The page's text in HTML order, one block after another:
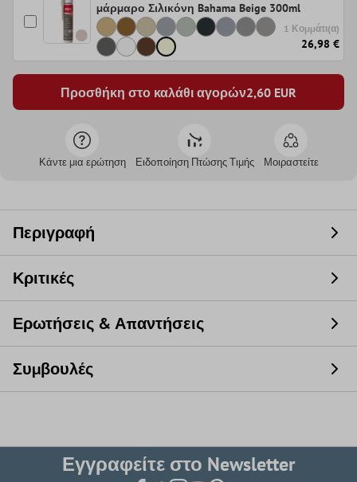
μάρμαρο Σιλικόνη Bahama Beige 300ml
1 Κομμάτι(α)
26,98 €
Προσθήκη στο καλάθι αγορών2,60 EUR
Κάντε μια ερώτηση Ειδοποίηση Πτώσης Τιμής Μοιραστείτε
Περιγραφή
Κριτικές
Ερωτήσεις & Απαντήσεις
Συμβουλές
Εγγραφείτε στο Newsletter